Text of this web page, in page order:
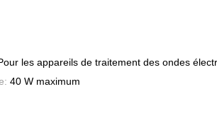
les appareils de traitement des ondes
40 W maximum